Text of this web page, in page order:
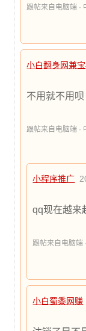
跟帖来自电脑端 ·
小白翻身网兼
不用就不用
跟帖来自电脑端 ·
小程序推广
qq现在越来
跟帖来自电脑端
小白蜀黍网赚